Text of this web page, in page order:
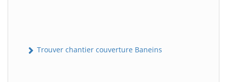
Trouver chantier couverture Baneins